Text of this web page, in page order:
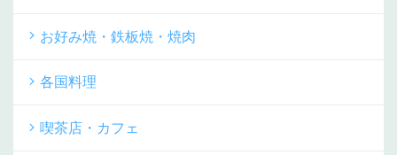
お好み焼・鉄板焼・焼肉
各国料理
喫茶店・カフェ